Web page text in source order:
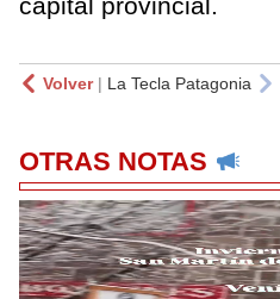
Volver| La Tecla Patagonia
OTRAS NOTAS